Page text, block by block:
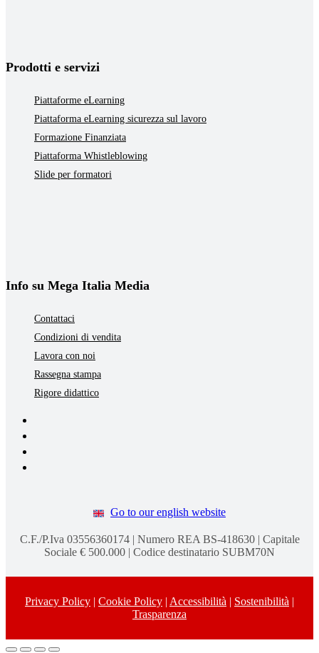
Prodotti e servizi
Piattaforme eLearning
Piattaforma eLearning sicurezza sul lavoro
Formazione Finanziata
Piattaforma Whistleblowing
Slide per formatori
Info su Mega Italia Media
Contattaci
Condizioni di vendita
Lavora con noi
Rassegna stampa
Rigore didattico
Go to our english website
C.F./P.Iva 03556360174 | Numero REA BS-418630 | Capitale
Sociale € 500.000 | Codice destinatario SUBM70N
Privacy Policy | Cookie Policy | Accessibilità | Sostenibilità |
Trasparenza